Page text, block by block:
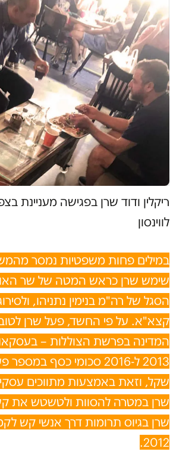
ריקלין ודוד שרן בפגישה מעניינת
לווינסון
במילים פחות משפטיות נמסר
שימש שרן כראש המטה של שר
הסגל של רה"מ בנימין נתניהו,
קצא"א. על פי החשד, פעל שרן
המדינה בפרשת הצוללות –
שקל, וזאת באמצעות מתווכים
שרן במטרה להסוות ולטשטש את
שרן בגיוס תרומות דרך אנשי קש
2012.